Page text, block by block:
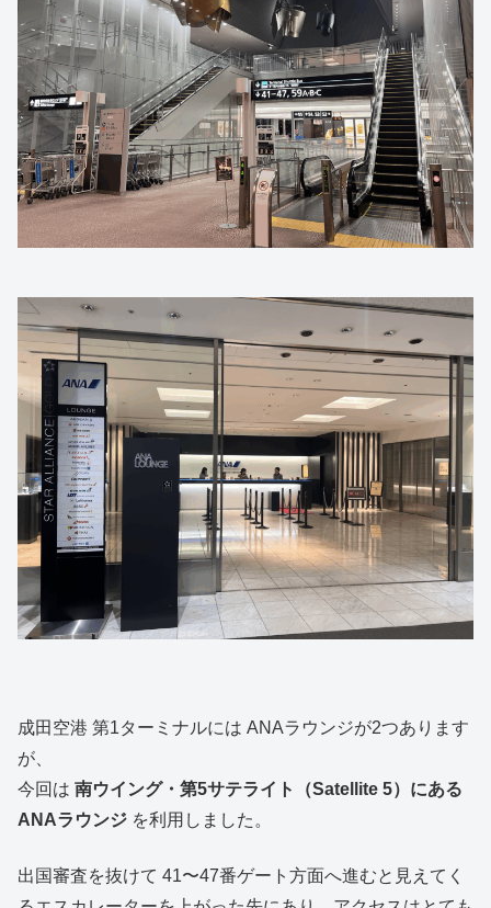
成田空港 第1ターミナルには ANAラウンジが2つあります
が、
今回は 南ウイング・第5サテライト（Satellite 5）にある
ANAラウンジ を利用しました。
出国審査を抜けて 41〜47番ゲート方面へ進むと見えてく